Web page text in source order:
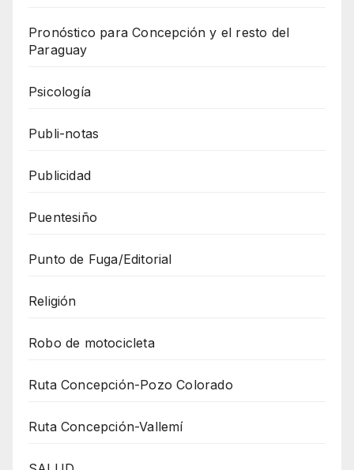
Pronóstico para Concepción y el resto del
Paraguay
Psicología
Publi-notas
Publicidad
Puentesiño
Punto de Fuga/Editorial
Religión
Robo de motocicleta
Ruta Concepción-Pozo Colorado
Ruta Concepción-Vallemí